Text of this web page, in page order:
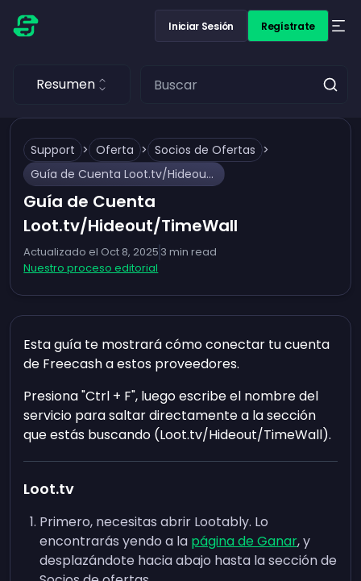
Iniciar Sesión Regístrate
Resumen
Support > Oferta > Socios de Ofertas >
Guía de Cuenta Loot.tv/Hideout/TimeWall
Guía de Cuenta
Loot.tv/Hideout/TimeWall
Actualizado el Oct 8, 2025 3 min read
Nuestro proceso editorial
Esta guía te mostrará cómo conectar tu cuenta
de Freecash a estos proveedores.
Presiona "Ctrl + F", luego escribe el nombre del
servicio para saltar directamente a la sección
que estás buscando (Loot.tv/Hideout/TimeWall).
Loot.tv
Primero, necesitas abrir Lootably. Lo
encontrarás yendo a la página de Ganar, y
desplazándote hacia abajo hasta la sección de